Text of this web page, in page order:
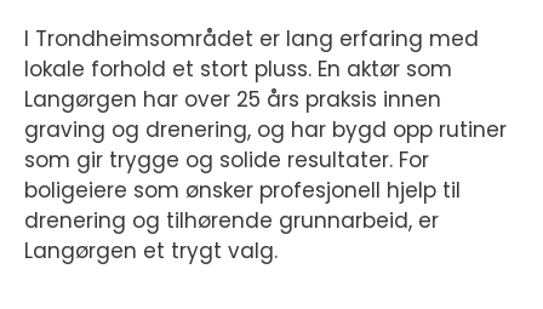
I Trondheimsområdet er lang erfaring med
lokale forhold et stort pluss. En aktør som
Langørgen har over 25 års praksis innen
graving og drenering, og har bygd opp rutiner
som gir trygge og solide resultater. For
boligeiere som ønsker profesjonell hjelp til
drenering og tilhørende grunnarbeid, er
Langørgen et trygt valg.